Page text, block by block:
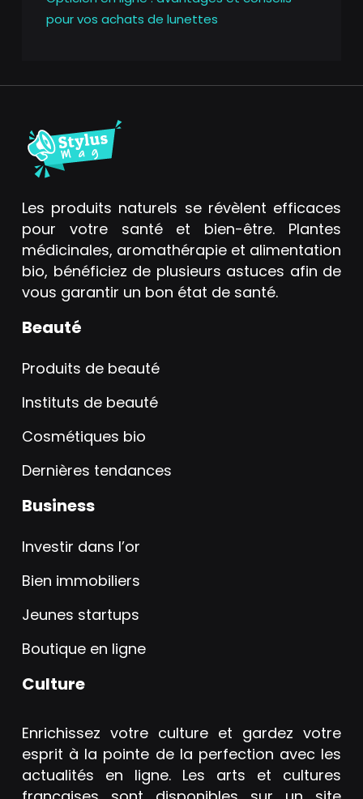
pour vos achats de lunettes
Les produits naturels se révèlent efficaces
pour votre santé et bien-être. Plantes
médicinales, aromathérapie et alimentation
bio, bénéficiez de plusieurs astuces afin de
vous garantir un bon état de santé.
Beauté
Produits de beauté
Instituts de beauté
Cosmétiques bio
Dernières tendances
Business
Investir dans l’or
Bien immobiliers
Jeunes startups
Boutique en ligne
Culture
Enrichissez votre culture et gardez votre
esprit à la pointe de la perfection avec les
actualités en ligne. Les arts et cultures